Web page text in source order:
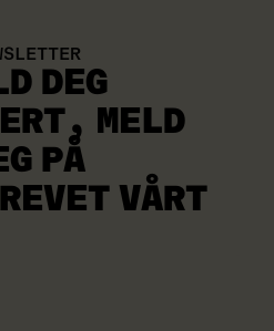
DEG
, MELD
PÅ
VÅRT